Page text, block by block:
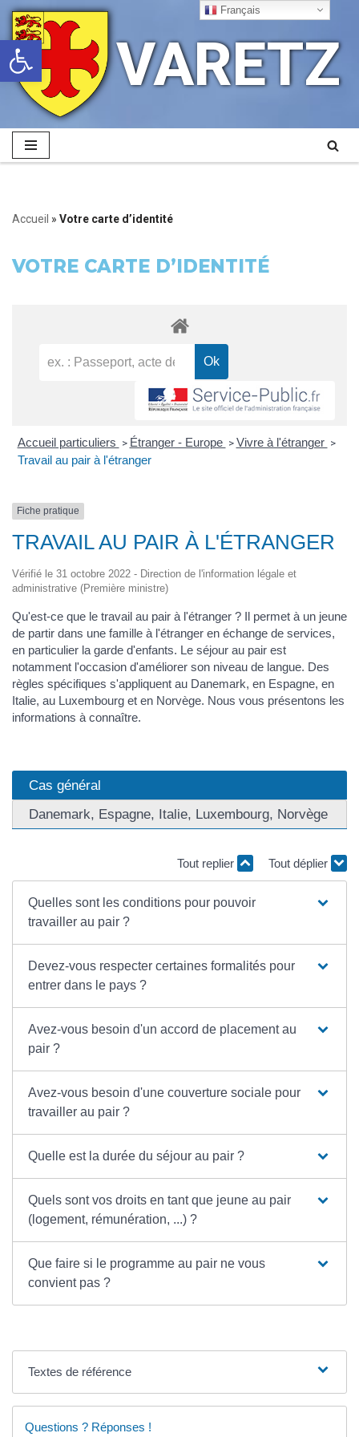
Ouvrir la barre d’outils
Aller
au
contenu
VARETZ
Accueil » Votre carte d’identité
VOTRE CARTE D’IDENTITÉ
Accueil particuliers > Étranger - Europe > Vivre à l'étranger >
Travail au pair à l'étranger
Fiche pratique
TRAVAIL AU PAIR À L'ÉTRANGER
Vérifié le 31 octobre 2022 - Direction de l'information légale et
administrative (Première ministre)
Qu'est-ce que le travail au pair à l'étranger ? Il permet à un jeune
de partir dans une famille à l'étranger en échange de services,
en particulier la garde d'enfants. Le séjour au pair est
notamment l'occasion d'améliorer son niveau de langue. Des
règles spécifiques s'appliquent au Danemark, en Espagne, en
Italie, au Luxembourg et en Norvège. Nous vous présentons les
informations à connaître.
Cas général
Danemark, Espagne, Italie, Luxembourg, Norvège
Tout replier Tout déplier
Quelles sont les conditions pour pouvoir
travailler au pair ?
Devez-vous respecter certaines formalités pour
entrer dans le pays ?
Avez-vous besoin d'un accord de placement au
pair ?
Avez-vous besoin d'une couverture sociale pour
travailler au pair ?
Quelle est la durée du séjour au pair ?
Quels sont vos droits en tant que jeune au pair
(logement, rémunération, ...) ?
Que faire si le programme au pair ne vous
convient pas ?
Textes de référence
Questions ? Réponses !
Français